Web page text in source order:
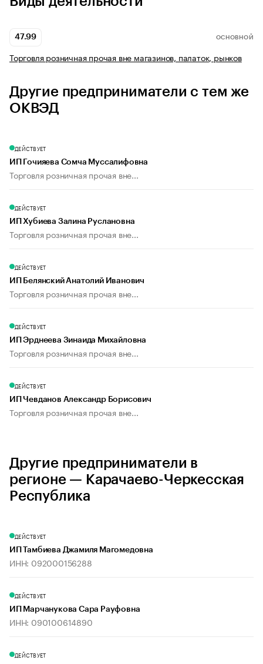
47.99 ОСНОВНОЙ
Торговля розничная прочая вне магазинов, палаток, рынков
Другие предприниматели с тем же
ОКВЭД
ДЕЙСТВУЕТ
ИП Гочияева Сомча Муссалифовна
Торговля розничная прочая вне...
ДЕЙСТВУЕТ
ИП Хубиева Залина Руслановна
Торговля розничная прочая вне...
ДЕЙСТВУЕТ
ИП Белянский Анатолий Иванович
Торговля розничная прочая вне...
ДЕЙСТВУЕТ
ИП Эрднеева Зинаида Михайловна
Торговля розничная прочая вне...
ДЕЙСТВУЕТ
ИП Чевданов Александр Борисович
Торговля розничная прочая вне...
Другие предприниматели в
регионе — Карачаево-Черкесская
Республика
ДЕЙСТВУЕТ
ИП Тамбиева Джамиля Магомедовна
ИНН: 092000156288
ДЕЙСТВУЕТ
ИП Марчанукова Сара Рауфовна
ИНН: 090100614890
ДЕЙСТВУЕТ